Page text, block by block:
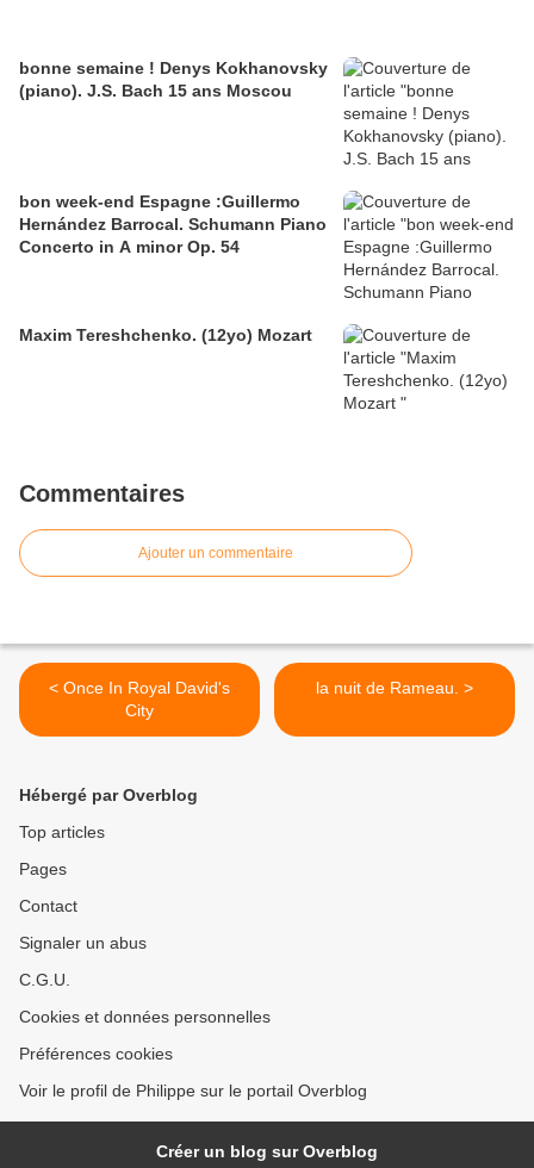
bonne semaine ! Denys Kokhanovsky
(piano). J.S. Bach 15 ans Moscou
bon week-end Espagne :Guillermo
Hernández Barrocal. Schumann Piano
Concerto in A minor Op. 54
Maxim Tereshchenko. (12yo) Mozart
Commentaires
Ajouter un commentaire
< Once In Royal David's
City
la nuit de Rameau. >
Hébergé par Overblog
Top articles
Pages
Contact
Signaler un abus
C.G.U.
Cookies et données personnelles
Préférences cookies
Voir le profil de Philippe sur le portail Overblog
Créer un blog sur Overblog